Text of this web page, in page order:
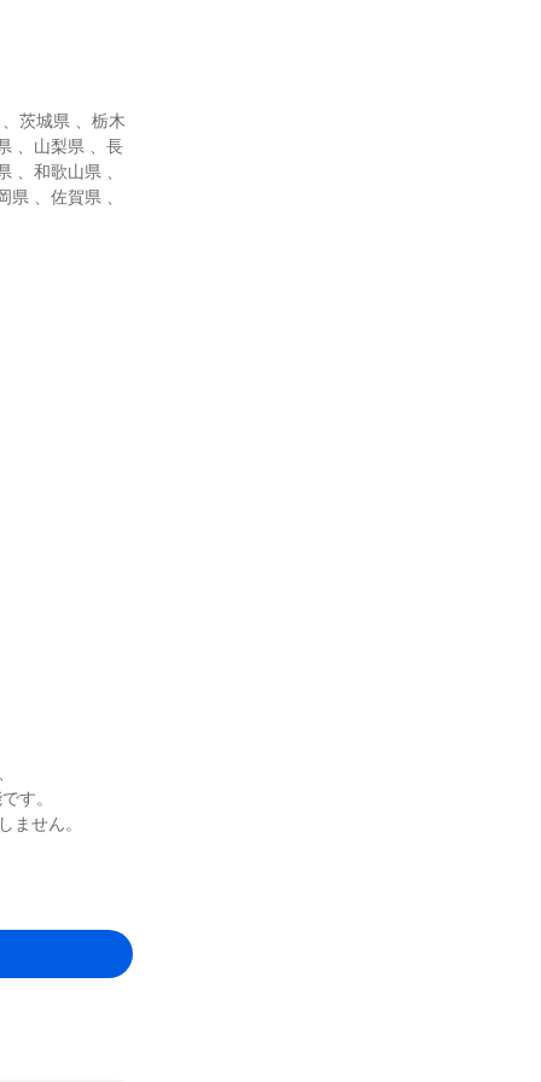
茨城県 、栃木
、山梨県 、長
、和歌山県 、
、佐賀県 、
す。
ません。